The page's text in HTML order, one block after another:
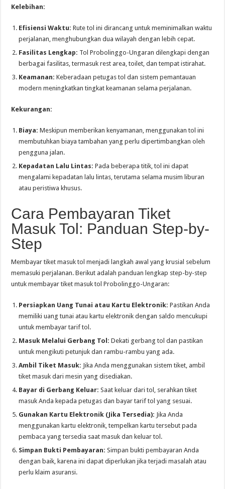
Kelebihan:
Efisiensi Waktu: Rute tol ini dirancang untuk meminimalkan waktu
perjalanan, menghubungkan dua wilayah dengan lebih cepat.
Fasilitas Lengkap: Tol Probolinggo-Ungaran dilengkapi dengan
berbagai fasilitas, termasuk rest area, toilet, dan tempat istirahat.
Keamanan: Keberadaan petugas tol dan sistem pemantauan
modern meningkatkan tingkat keamanan selama perjalanan.
Kekurangan:
Biaya: Meskipun memberikan kenyamanan, menggunakan tol ini
membutuhkan biaya tambahan yang perlu dipertimbangkan oleh
pengguna jalan.
Kepadatan Lalu Lintas: Pada beberapa titik, tol ini dapat
mengalami kepadatan lalu lintas, terutama selama musim liburan
atau peristiwa khusus.
Cara Pembayaran Tiket
Masuk Tol: Panduan Step-by-
Step
Membayar tiket masuk tol menjadi langkah awal yang krusial sebelum
memasuki perjalanan. Berikut adalah panduan lengkap step-by-step
untuk membayar tiket masuk tol Probolinggo-Ungaran:
Persiapkan Uang Tunai atau Kartu Elektronik: Pastikan Anda
memiliki uang tunai atau kartu elektronik dengan saldo mencukupi
untuk membayar tarif tol.
Masuk Melalui Gerbang Tol: Dekati gerbang tol dan pastikan
untuk mengikuti petunjuk dan rambu-rambu yang ada.
Ambil Tiket Masuk: Jika Anda menggunakan sistem tiket, ambil
tiket masuk dari mesin yang disediakan.
Bayar di Gerbang Keluar: Saat keluar dari tol, serahkan tiket
masuk Anda kepada petugas dan bayar tarif tol yang sesuai.
Gunakan Kartu Elektronik (Jika Tersedia): Jika Anda
menggunakan kartu elektronik, tempelkan kartu tersebut pada
pembaca yang tersedia saat masuk dan keluar tol.
Simpan Bukti Pembayaran: Simpan bukti pembayaran Anda
dengan baik, karena ini dapat diperlukan jika terjadi masalah atau
perlu klaim asuransi.